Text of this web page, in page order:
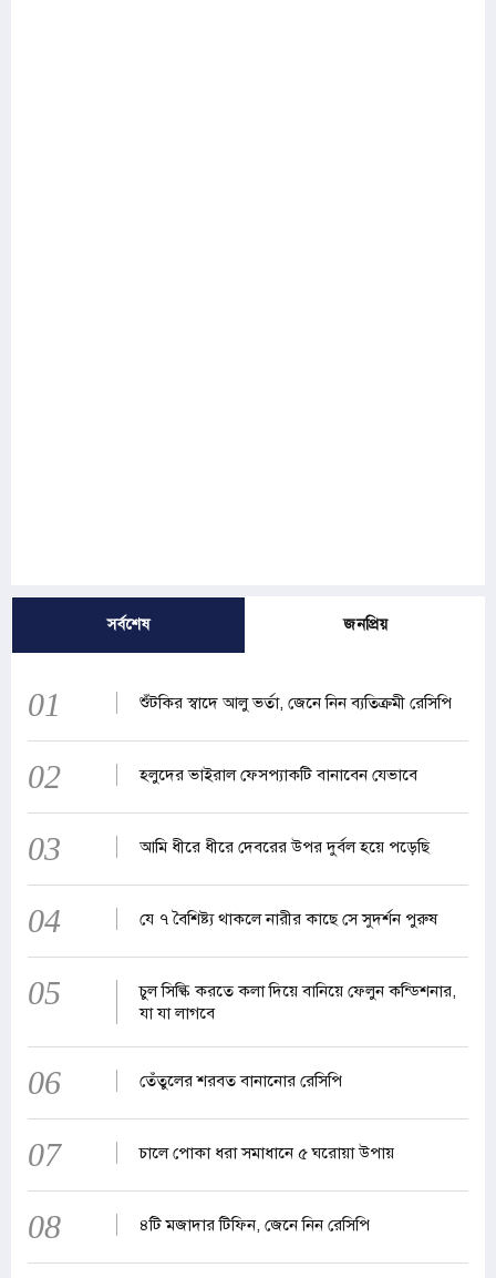
সর্বশেষ জনপ্রিয়
01 শুঁটকির স্বাদে আলু ভর্তা, জেনে নিন ব্যতিক্রমী রেসিপি
02 হলুদের ভাইরাল ফেসপ্যাকটি বানাবেন যেভাবে
03 আমি ধীরে ধীরে দেবরের উপর দুর্বল হয়ে পড়েছি
04 যে ৭ বৈশিষ্ট্য থাকলে নারীর কাছে সে সুদর্শন পুরুষ
05
চুল সিল্কি করতে কলা দিয়ে বানিয়ে ফেলুন কন্ডিশনার,
যা যা লাগবে
06 তেঁতুলের শরবত বানানোর রেসিপি
07 চালে পোকা ধরা সমাধানে ৫ ঘরোয়া উপায়
08 ৪টি মজাদার টিফিন, জেনে নিন রেসিপি